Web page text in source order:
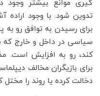
گیری موانع بیشتر وجود
تدوین شود. با وجود اراده
برای رسیدن به توافق رو
سیاسی در داخل و خارج که
کند، رو به افزایش است.
برای بازیگران مخالف
دخالت کرده یا روند را مختل